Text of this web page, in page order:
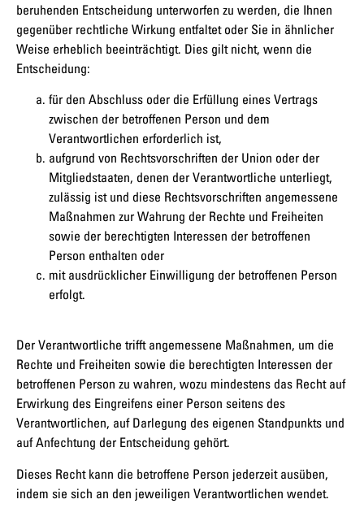
beruhenden Entscheidung unterworfen zu werden, die Ihnen
gegenüber rechtliche Wirkung entfaltet oder Sie in ähnlicher
Weise erheblich beeinträchtigt. Dies gilt nicht, wenn die
Entscheidung:
für den Abschluss oder die Erfüllung eines Vertrags
zwischen der betroffenen Person und dem
Verantwortlichen erforderlich ist,
aufgrund von Rechtsvorschriften der Union oder der
Mitgliedstaaten, denen der Verantwortliche unterliegt,
zulässig ist und diese Rechtsvorschriften angemessene
Maßnahmen zur Wahrung der Rechte und Freiheiten
sowie der berechtigten Interessen der betroffenen
Person enthalten oder
mit ausdrücklicher Einwilligung der betroffenen Person
erfolgt.
Der Verantwortliche trifft angemessene Maßnahmen, um die
Rechte und Freiheiten sowie die berechtigten Interessen der
betroffenen Person zu wahren, wozu mindestens das Recht auf
Erwirkung des Eingreifens einer Person seitens des
Verantwortlichen, auf Darlegung des eigenen Standpunkts und
auf Anfechtung der Entscheidung gehört.
Dieses Recht kann die betroffene Person jederzeit ausüben,
indem sie sich an den jeweiligen Verantwortlichen wendet.